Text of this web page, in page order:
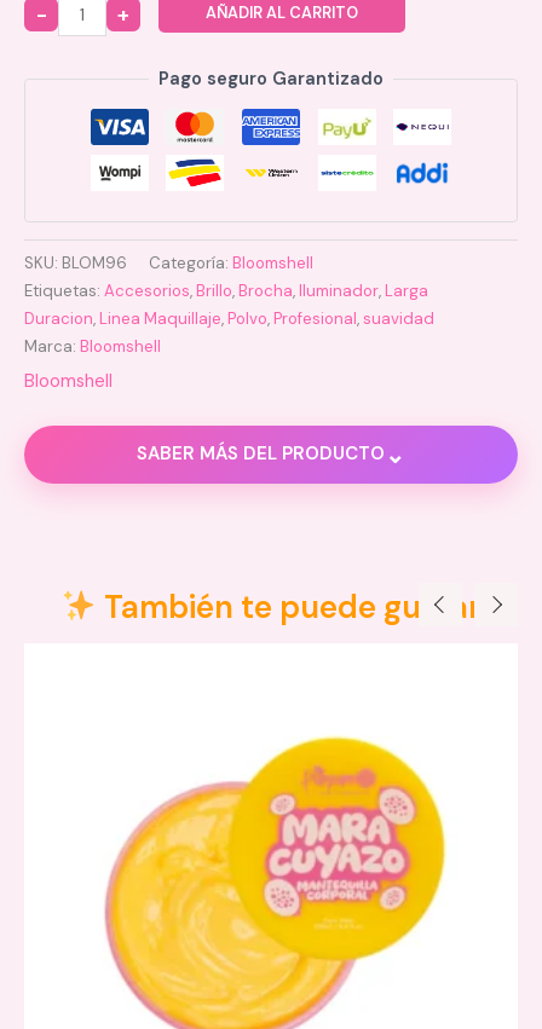
Quantity
AÑADIR AL CARRITO
Pago seguro Garantizado
SKU: BLOM96 Categoría: Bloomshell
Etiquetas: Accesorios, Brillo, Brocha, Iluminador, Larga
Duracion, Linea Maquillaje, Polvo, Profesional,suavidad
Marca: Bloomshell
Bloomshell
SABER MÁS DEL PRODUCTO ⌄
No hay valoraciones aún.
También te puede gustar